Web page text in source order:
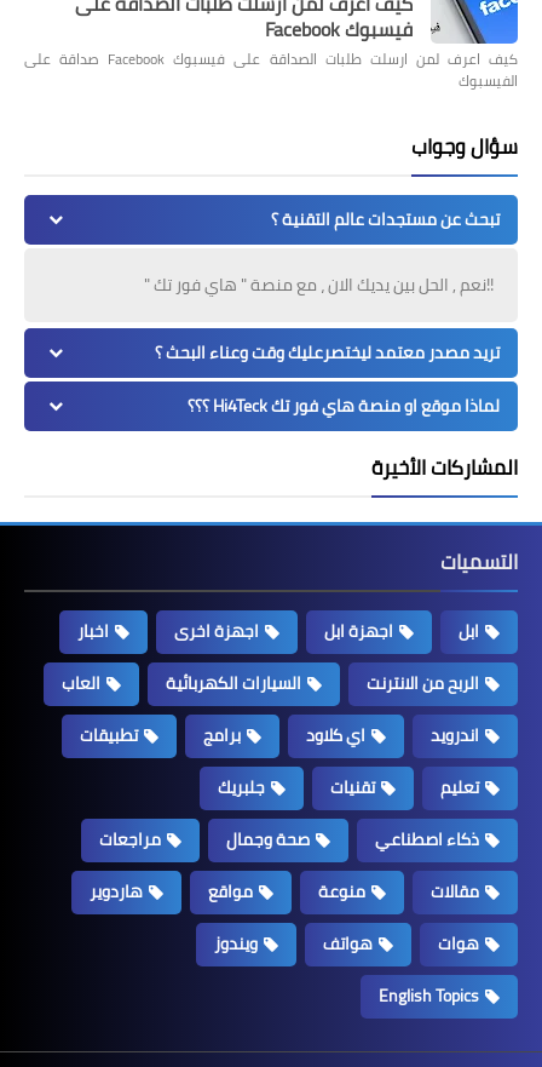
فيسبوك Facebook
كيف اعرف لمن ارسلت طلبات الصداقة على فيسبوك Facebook صداقة على
الفيسبوك
سؤال وجواب
تبحث عن مستجدات عالم التقنية ؟
!!نعم , الحل بين يديك الان ، مع منصة " هاي فور تك "
تريد مصدر معتمد ليختصرعليك وقت وعناء البحث ؟
لماذا موقع او منصة هاي فور تك Hi4Teck ؟؟؟
المشاركات الأخيرة
التسميات
ابل اجهزة ابل اجهزة اخرى
اخبار
الربح من الانترنت
السيارات الكهربائية
العاب
اندرويد
اي كلاود برامج
تطبيقات
تعليم
تقنيات
جلبريك
ذكاء اصطناعي
صحة وجمال
مراجعات
مقالات
منوعة مواقع
هاردوير
هوات
هواتف
ويندوز
English Topics